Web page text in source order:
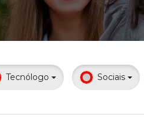
Calendário
Tecnólogo Sociais